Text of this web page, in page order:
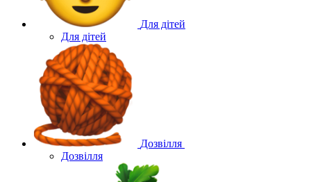
Для дітей
Для дітей
Дозвілля
Дозвілля